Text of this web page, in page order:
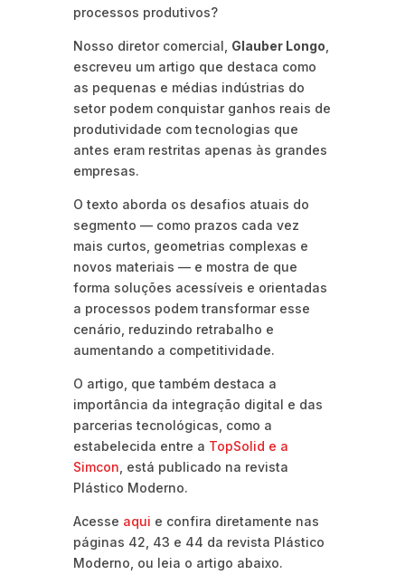
processos produtivos?
Nosso diretor comercial, Glauber Longo
escreveu um artigo que destaca como
as pequenas e médias indústrias do
setor podem conquistar ganhos reais de
produtividade com tecnologias que
antes eram restritas apenas às grandes
empresas.
O texto aborda os desafios atuais do
segmento — como prazos cada vez
mais curtos, geometrias complexas e
novos materiais — e mostra de que
forma soluções acessíveis e orientadas
a processos podem transformar esse
cenário, reduzindo retrabalho e
aumentando a competitividade.
O artigo, que também destaca a
importância da integração digital e das
parcerias tecnológicas, como a
estabelecida entre a TopSolid e a
Simcon , está publicado na revista
Plástico Moderno.
Acesse aqui e confira diretamente nas
páginas 42, 43 e 44 da revista Plástico
Moderno, ou leia o artigo abaixo.